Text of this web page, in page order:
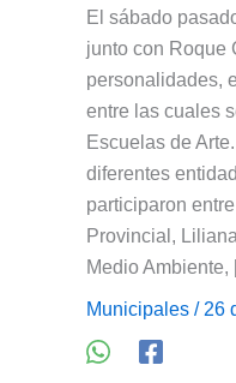
El sábado
junto con Roque
personalidades,
entre las cuales
Escuelas de
diferentes
participaron
Provincial,
Medio
Municipales / 26